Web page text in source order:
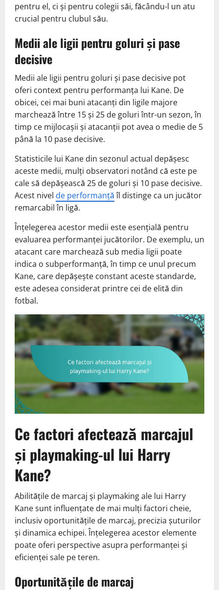
pentru el, ci și pentru colegii săi, făcându-l un atu
crucial pentru clubul său.
Medii ale ligii pentru goluri și pase
decisive
Medii ale ligii pentru goluri și pase decisive pot
oferi context pentru performanța lui Kane. De
obicei, cei mai buni atacanți din ligile majore
marchează între 15 și 25 de goluri într-un sezon, în
timp ce mijlocașii și atacanții pot avea o medie de 5
până la 10 pase decisive.
Statisticile lui Kane din sezonul actual depășesc
aceste medii, mulți observatori notând că este pe
cale să depășească 25 de goluri și 10 pase decisive.
Acest nivel de performanțăîl distinge ca un jucător
remarcabil în ligă.
Înțelegerea acestor medii este esențială pentru
evaluarea performanței jucătorilor. De exemplu, un
atacant care marchează sub media ligii poate
indica o subperformanță, în timp ce unul precum
Kane, care depășește constant aceste standarde,
este adesea considerat printre cei de elită din
fotbal.
Ce factori afectează marcajul
și playmaking-ul lui Harry
Kane?
Abilitățile de marcaj și playmaking ale lui Harry
Kane sunt influențate de mai mulți factori cheie,
inclusiv oportunitățile de marcaj, precizia șuturilor
și dinamica echipei. Înțelegerea acestor elemente
poate oferi perspective asupra performanței și
eficienței sale pe teren.
Oportunitățile de marcaj